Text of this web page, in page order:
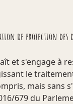
de protection des
et s'engage à
le
mais sans
679 du